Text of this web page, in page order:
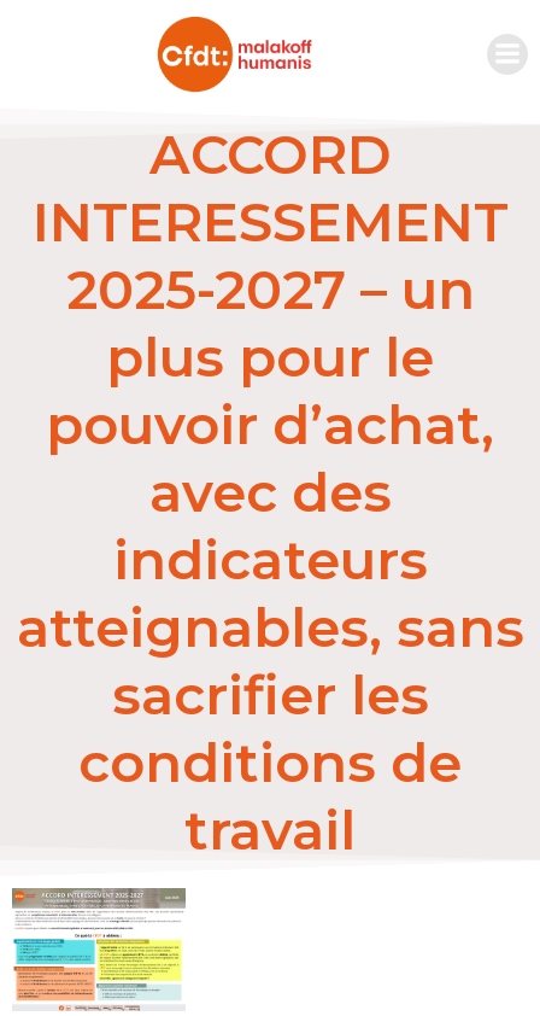
ACCORD
INTERESSEMENT
2025-2027 – un
plus pour le
pouvoir d’achat,
avec des
indicateurs
atteignables, sans
sacrifier les
conditions de
travail